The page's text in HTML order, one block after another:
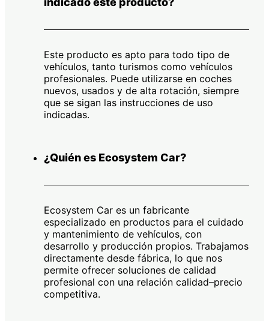
Este producto es apto para todo tipo de
vehículos, tanto turismos como vehículos
profesionales. Puede utilizarse en coches
nuevos, usados y de alta rotación, siempre
que se sigan las instrucciones de uso
indicadas.
¿Quién es Ecosystem Car?
Ecosystem Car es un fabricante
especializado en productos para el cuidado
y mantenimiento de vehículos, con
desarrollo y producción propios. Trabajamos
directamente desde fábrica, lo que nos
permite ofrecer soluciones de calidad
profesional con una relación calidad–precio
competitiva.